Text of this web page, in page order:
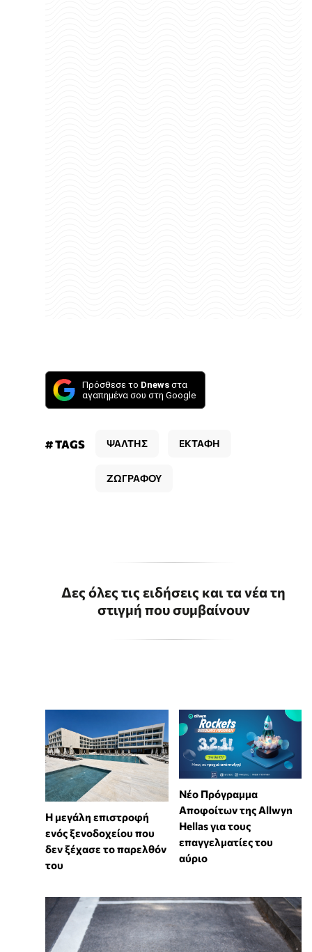
Πρόσθεσε το Dnews στα
αγαπημένα σου στη Google
# TAGS ΨΑΛΤΗΣ ΕΚΤΑΦΗ
ΖΩΓΡΑΦΟΥ
Δες όλες τις ειδήσεις και τα νέα τη
στιγμή που συμβαίνουν
Η μεγάλη επιστροφή
ενός ξενοδοχείου που
δεν ξέχασε το παρελθόν
του
Νέο Πρόγραμμα
Αποφοίτων της Allwyn
Hellas για τους
επαγγελματίες του
αύριο